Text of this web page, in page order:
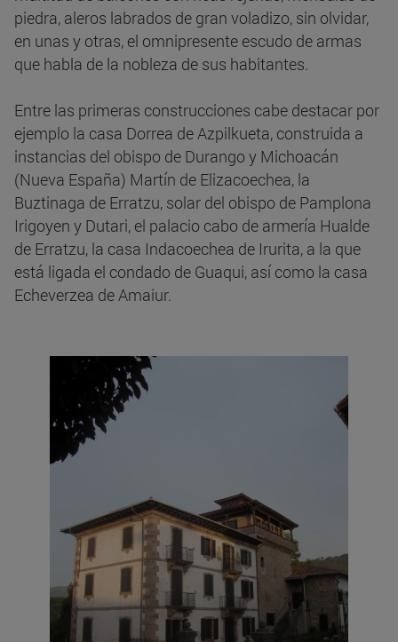
piedra, aleros labrados de gran voladizo, sin olvidar,
en unas y otras, el omnipresente escudo de armas
que habla de la nobleza de sus habitantes.
Entre las primeras construcciones cabe destacar por
ejemplo la casa Dorrea de Azpilkueta, construida a
instancias del obispo de Durango y Michoacán
(Nueva España) Martín de Elizacoechea, la
Buztinaga de Erratzu, solar del obispo de Pamplona
Irigoyen y Dutari, el palacio cabo de armería Hualde
de Erratzu, la casa Indacoechea de Irurita, a la que
está ligada el condado de Guaqui, así como la casa
Echeverzea de Amaiur.